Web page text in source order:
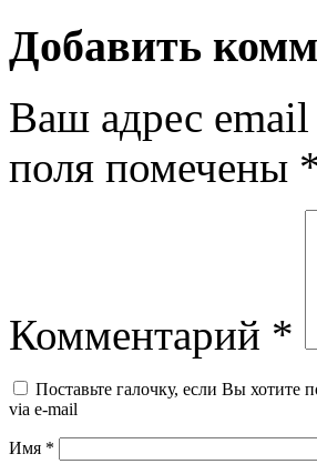
Добавить
Ваш адрес email
поля помечены
Комментарий *
Поставьте галочку, если Вы хотите
via e-mail
Имя *